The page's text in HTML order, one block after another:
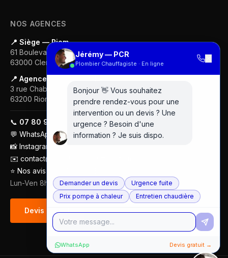
NOS AGENCES
📍 Siège — Riom
61 Boulevard Gustave Flaubert
63000 Clermont-Ferrand
📍 Agence — Clermont-Ferrand
3 rue Chabrol
63200 Riom
📞 07 80 97 00 74
💬 WhatsApp
📸 Instagram
✉️ contact@plombier-chauffagiste.fr
⭐ Nos avis Google (5/5 · 18 avis)
Lun-Ven 8h-18h
Devis gratuit
Jérémy — PCR
Plombier Chauffagiste · En ligne
Bonjour 👋 Vous souhaitez
prendre rendez-vous pour une
intervention ou un devis ? Une
urgence ? Besoin d'une
information ? Je suis dispo.
Demander un devis
Urgence fuite
Prix pompe à chaleur
Entretien chaudière
WhatsApp Devis gratuit →